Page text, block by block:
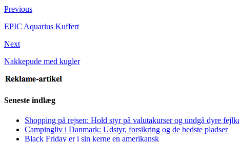
Previous
EPIC Aquarius Kuffert
Next
Nakkepude med kugler
Seneste indlæg
Shopping på rejsen: Hold styr på valutakurser og undgå dyre
Campingliv i Danmark: Udstyr, forsikring og de bedste pladser
Black Friday er i sin kerne en amerikansk